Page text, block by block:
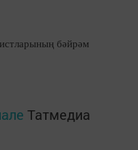
бәйрәм
Татмедиа